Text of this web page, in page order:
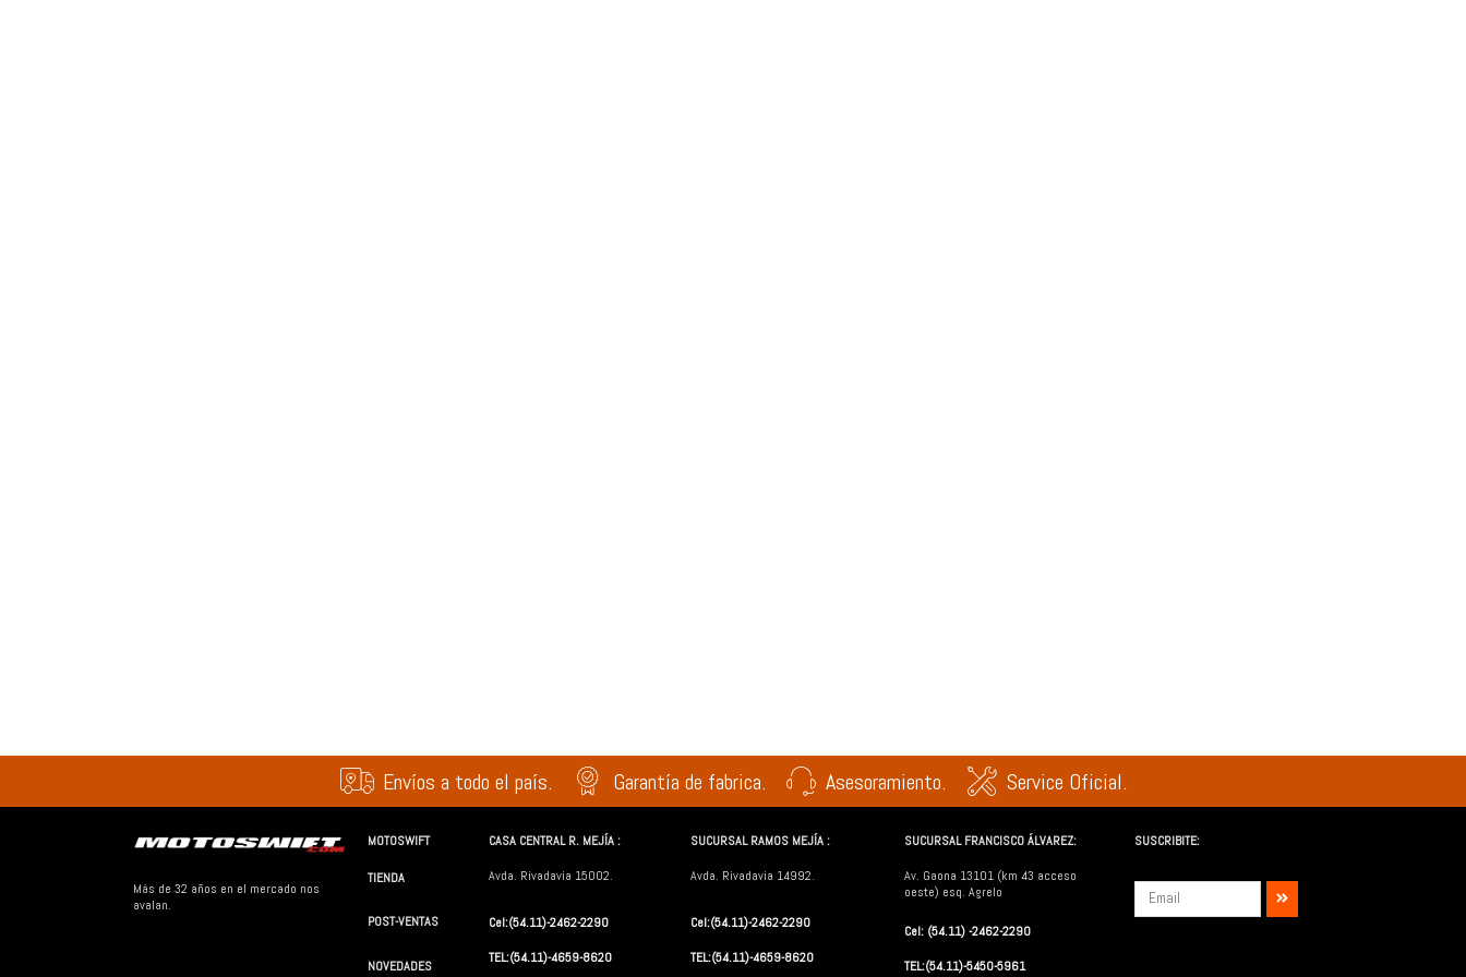
Envíos a todo el país. Garantía de fabrica. Asesoramiento. Service Oficial.
Más de 32 años en el mercado nos
avalan.
MOTOSWIFT
TIENDA
POST-VENTAS
NOVEDADES
CASA CENTRAL R. MEJÍA :
Avda. Rivadavia 15002.
Cel:(54.11)-2462-2290
TEL:(54.11)-4659-8620
SUCURSAL RAMOS MEJÍA :
Avda. Rivadavia 14992.
Cel:(54.11)-2462-2290
TEL:(54.11)-4659-8620
SUCURSAL FRANCISCO ÁLVAREZ:
Av. Gaona 13101 (km 43 acceso
oeste) esq. Agrelo
Cel: (54.11) -2462-2290
TEL:(54.11)-5450-5961
SUSCRIBITE: